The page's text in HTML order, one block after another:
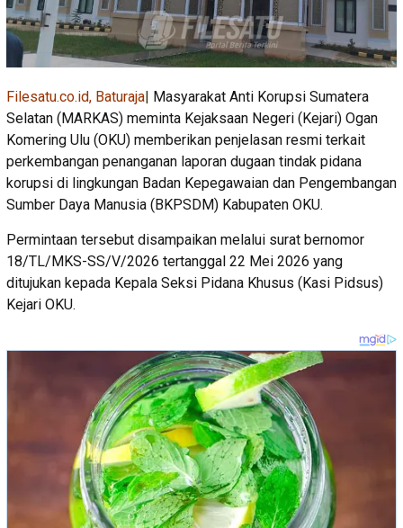
Filesatu.co.id, Baturaja| Masyarakat Anti Korupsi Sumatera
Selatan (MARKAS) meminta Kejaksaan Negeri (Kejari) Ogan
Komering Ulu (OKU) memberikan penjelasan resmi terkait
perkembangan penanganan laporan dugaan tindak pidana
korupsi di lingkungan Badan Kepegawaian dan Pengembangan
Sumber Daya Manusia (BKPSDM) Kabupaten OKU.
Permintaan tersebut disampaikan melalui surat bernomor
18/TL/MKS-SS/V/2026 tertanggal 22 Mei 2026 yang
ditujukan kepada Kepala Seksi Pidana Khusus (Kasi Pidsus)
Kejari OKU.